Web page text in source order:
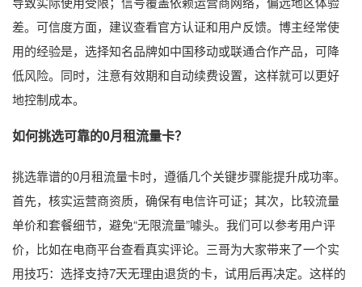
差。可信度方面，建议查看官方认证和用户反馈。博主经常使
用的经验是，选择知名品牌如中国移动或联通合作产品，可降
低风险。同时，注意有效期和自动续费设置，这样就可以更好
地控制成本。
如何挑选可靠的0月租流量卡？
挑选靠谱的0月租流量卡时，遵循几个关键步骤能提升成功率。
首先，核实运营商资质，确保有电信许可证；其次，比较流量
单价和套餐细节，避免“无限流量”噱头。我们可以参考用户评
价，比如在电商平台查看真实评论。三哥为大家带来了一个实
用技巧：选择支持7天无理由退货的卡，试用后再决定。这样的